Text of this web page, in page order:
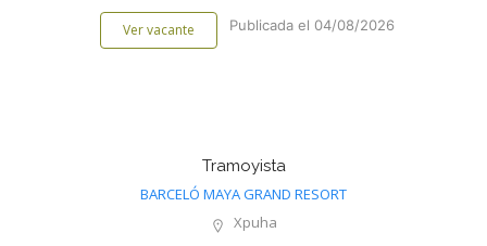
Ver vacante Publicada el 04/08/2026
Tramoyista
BARCELÓ MAYA GRAND RESORT
Xpuha